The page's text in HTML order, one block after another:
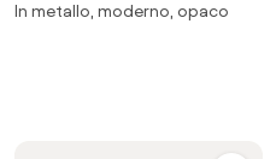
In metallo, moderno, opaco